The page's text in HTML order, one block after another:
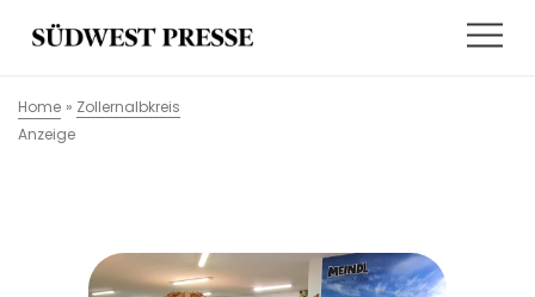
Home » Zollernalbkreis
Anzeige